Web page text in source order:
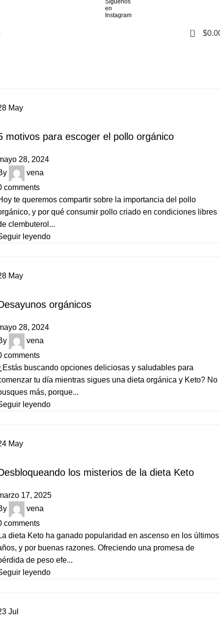
0 $
May
motivos para escoger el pollo orgánico
28, 2024
vena
comments
te queremos compartir sobre la importancia del pollo
y por qué consumir pollo criado en condiciones libres
clembuterol...
leyendo
May
orgánicos
28, 2024
vena
comments
buscando opciones deliciosas y saludables para
tu día mientras sigues una dieta orgánica y Keto? No
más, porque...
leyendo
May
los misterios de la dieta Keto
17, 2025
vena
comments
dieta Keto ha ganado popularidad en ascenso en los últimos
y por buenas razones. Ofreciendo una promesa de
de peso efe...
leyendo
Jul